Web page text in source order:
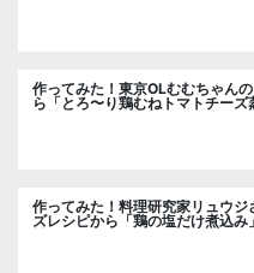
作ってみた！東京OLむむちゃん
ら「とろ〜り鶏むねトマトチーズ
挑戦
作ってみた！料理研究家リュウジ
ズレシピから「鶏の塩だけ煮込み